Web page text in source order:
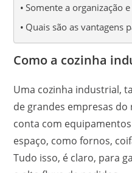
Somente a organização
Quais são as vantagens
Como a cozinha
Uma cozinha industrial,
de grandes empresas
conta com
espaço, como fornos,
Tudo isso, é claro, para